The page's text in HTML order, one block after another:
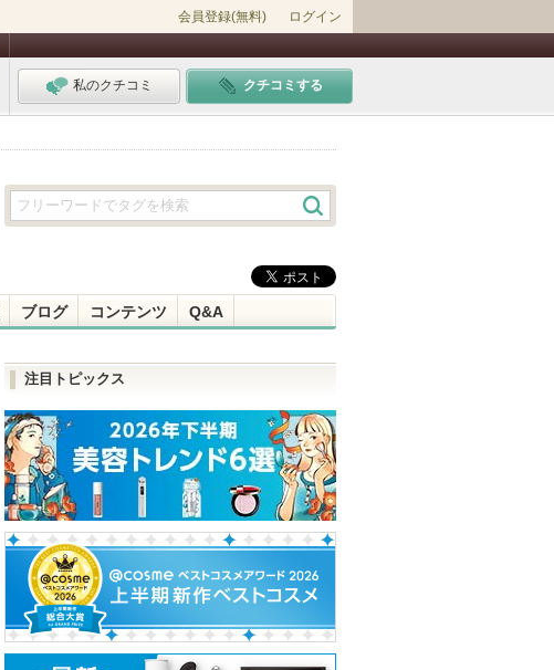
会員登録(無料) ログイン
私のクチコミ クチコミする
ブログ コンテンツ Q&A
注目トピックス